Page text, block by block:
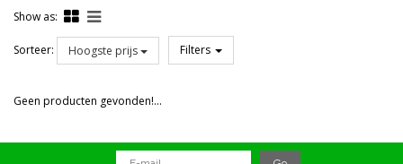
Show as:
Sorteer: Hoogste prijs Filters
Prijs
Geen producten gevonden!...